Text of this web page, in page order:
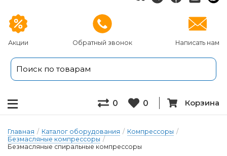
Акции Обратный звонок Написать нам
0 0 Корзина
Главная / Каталог оборудования / Компрессоры /
Безмасляные компрессоры /
Безмасляные спиральные компрессоры